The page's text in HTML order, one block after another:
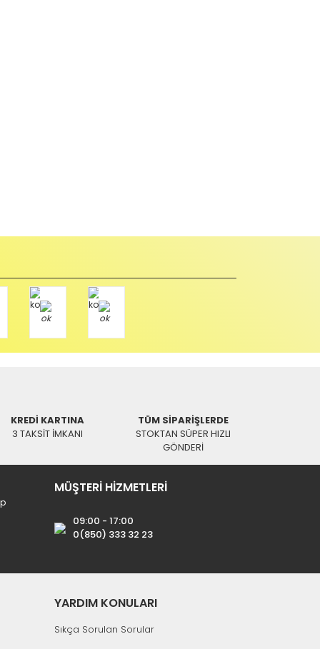
Tükendi
TL 658,85 TL
KREDİ KARTINA
3 TAKSİT İMKANI
TÜM SİPARİŞLERDE
STOKTAN SÜPER HIZLI
GÖNDERİ
MÜŞTERİ HİZMETLERİ
09:00 - 17:00
0(850) 333 32 23
YARDIM KONULARI
Sıkça Sorulan Sorular